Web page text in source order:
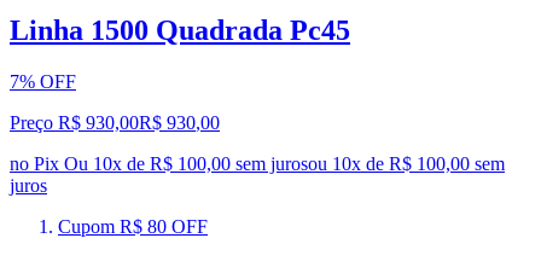
Linha 1500 Quadrada Pc45
7% OFF
Preço R$ 930,00R$ 930,00
no Pix Ou 10x de R$ 100,00 sem jurosou 10x de R$ 100,00 sem
juros
Cupom R$ 80 OFF